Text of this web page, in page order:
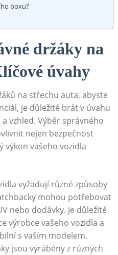
boxu?
držáky na
úvahy
na střechu auta, abyste
je důležité brát ⁤v úvahu
vzhled. Výběr správného
​nejen bezpečnost
výkon vašeho vozidla
vyžadují různé způsoby
mohou potřebovat
nebo⁤ dodávky. Je důležité
výrobce‍ vašeho vozidla a
s vaším modelem.
jsou vyráběny z různých